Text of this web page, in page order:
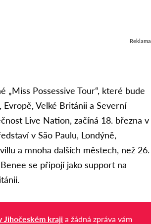
Reklama
„Miss Possessive Tour“, které bude
Velké Británii a Severní
Live Nation, začíná 18. března v
v São Paulu, Londýně,
a mnoha dalších městech, než 26.
se připojí jako support na
Jihočeském kraji a žádná zpráva vám